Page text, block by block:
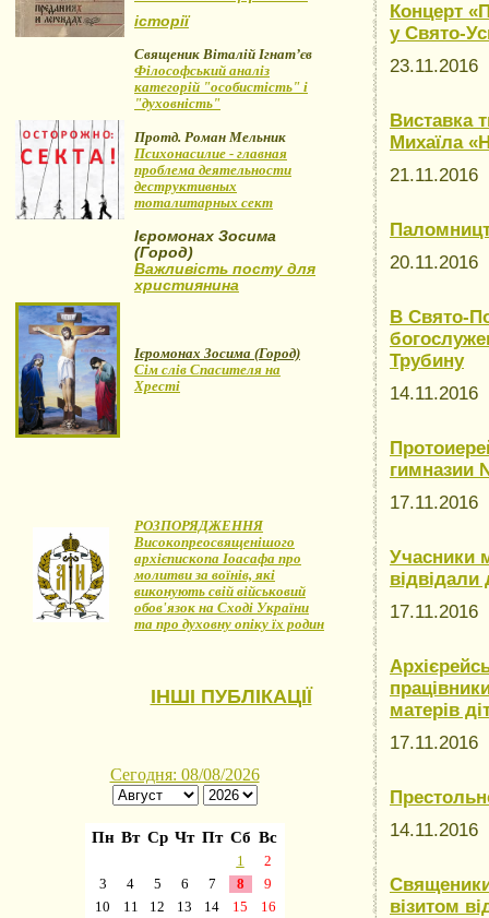
історії
Священик Віталій Ігнат’єв
Філософський аналіз
категорій "особистість" і
"духовність"
Протд. Роман Мельник
Психонасилие - главная
проблема деятельности
деструктивных
тоталитарных сект
Ієромонах Зосима
(Город)
Важливість посту для
християнина
Ієромонах Зосима (Город)
Сім слів Спасителя на
Хресті
РОЗПОРЯДЖЕННЯ
Високопреосвященішого
архієпископа Іоасафа про
молитви за воїнів, які
виконують свій військовий
обов'язок на Сході України
та про духовну опіку їх родин
ІНШІ ПУБЛІКАЦІЇ
Концерт
у Свято-
23.11.2016
Виставка
Михаїла
21.11.2016
20.11.2016
В Свято-
Трубину
14.11.2016
гимназии
17.11.2016
Учасники
відвідали
17.11.2016
матерів
17.11.2016
14.11.2016
візитом